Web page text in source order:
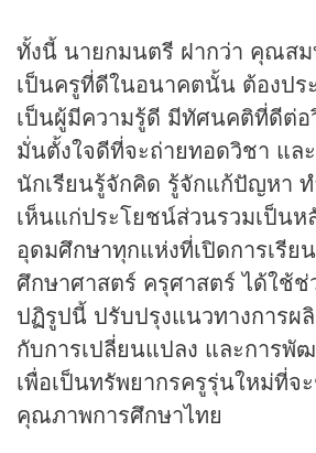
ทั้งนี้ นายกมนตรี ฝากว่า คุณส
เป็นครูที่ดีในอนาคตนั้น ต้องปร
เป็นผู้มีความรู้ดี มีทัศนคติที่ดีต่
มั่นตั้งใจดีที่จะถ่ายทอดวิชา แล
นักเรียนรู้จักคิด รู้จักแก้ปัญหา
เห็นแก่ประโยชน์ส่วนรวมเป็น
อุดมศึกษาทุกแห่งที่เปิดการเรีย
ศึกษาศาสตร์ ครุศาสตร์ ได้ใช้ช่
ปฏิรูปนี้ ปรับปรุงแนวทางการผ
กับการเปลี่ยนแปลง และการพั
เพื่อเป็นทรัพยากรครูรุ่นใหม่ที่จ
คุณภาพการศึกษาไทย